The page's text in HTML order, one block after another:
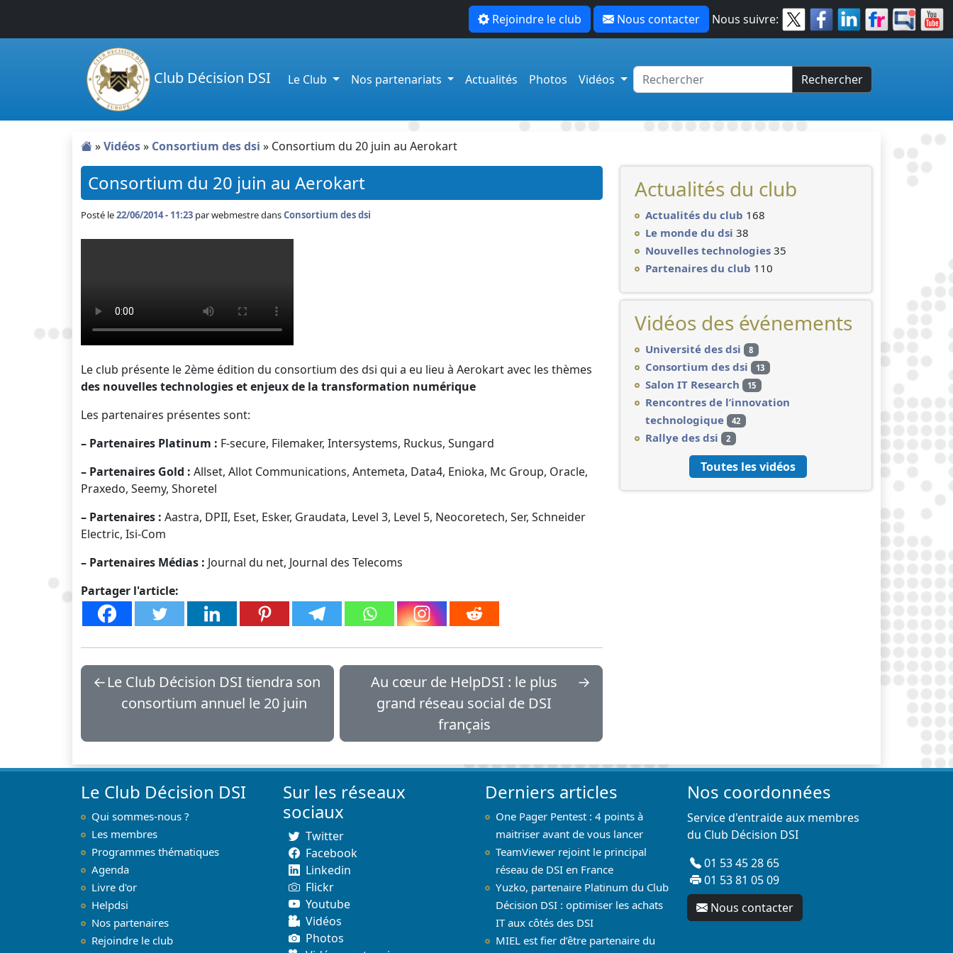
Rejoindre le club Nous contacter Nous suivre:
Club Décision DSI Le Club Nos partenariats Actualités Photos Vidéos Rechercher
»Vidéos» Consortium des dsi » Consortium du 20 juin au Aerokart
Consortium du 20 juin au Aerokart
Posté le22/06/2014 - 11:23 parwebmestre dansConsortium des dsi
Le club présente le 2ème édition du consortium des dsi qui a eu lieu à Aerokart avec les thèmes
des nouvelles technologies et enjeux de la transformation numérique
Les partenaires présentes sont:
– Partenaires Platinum : F-secure, Filemaker, Intersystems, Ruckus, Sungard
– Partenaires Gold : Allset, Allot Communications, Antemeta, Data4, Enioka, Mc Group, Oracle,
Praxedo, Seemy, Shoretel
– Partenaires : Aastra, DPII, Eset, Esker, Graudata, Level 3, Level 5, Neocoretech, Ser, Schneider
Electric, Isi-Com
– Partenaires Médias : Journal du net, Journal des Telecoms
Partager l'article:
←Le Club Décision DSI tiendra son
consortium annuel le 20 juin
Au cœur de HelpDSI : le plus
grand réseau social de DSI
français
→
Actualités du club
Actualités du club 168
Le monde du dsi 38
Nouvelles technologies 35
Partenaires du club 110
Vidéos des événements
Université des dsi 8
Consortium des dsi 13
Salon IT Research 15
Rencontres de l’innovation
technologique
42
Rallye des dsi 2
Toutes les vidéos
Le Club Décision DSI
Qui sommes-nous ?
Les membres
Programmes thématiques
Agenda
Livre d'or
Helpdsi
Nos partenaires
Rejoindre le club
Sur les réseaux
sociaux
Twitter
Facebook
Linkedin
Flickr
Youtube
Vidéos
Photos
Derniers articles
One Pager Pentest : 4 points à
maitriser avant de vous lancer
TeamViewer rejoint le principal
réseau de DSI en France
Yuzko, partenaire Platinum du Club
Décision DSI : optimiser les achats
IT aux côtés des DSI
MIEL est fier d’être partenaire du
Nos coordonnées
Service d'entraide aux membres
du Club Décision DSI
01 53 45 28 65
01 53 81 05 09
Nous contacter